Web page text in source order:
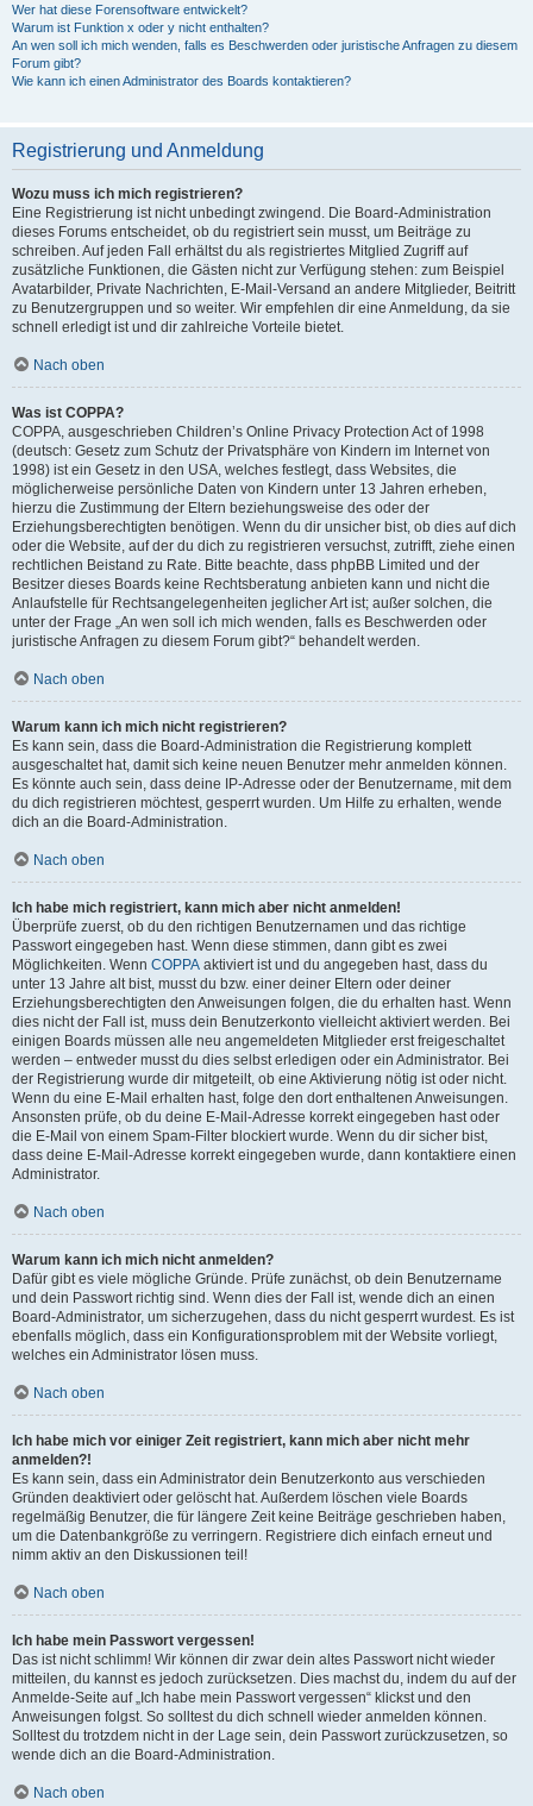
Wer hat diese Forensoftware entwickelt?
Warum ist Funktion x oder y nicht enthalten?
An wen soll ich mich wenden, falls es Beschwerden oder juristische Anfragen zu diesem
Forum gibt?
Wie kann ich einen Administrator des Boards kontaktieren?
Registrierung und Anmeldung
Wozu muss ich mich registrieren?
Eine Registrierung ist nicht unbedingt zwingend. Die Board-Administration
dieses Forums entscheidet, ob du registriert sein musst, um Beiträge zu
schreiben. Auf jeden Fall erhältst du als registriertes Mitglied Zugriff auf
zusätzliche Funktionen, die Gästen nicht zur Verfügung stehen: zum Beispiel
Avatarbilder, Private Nachrichten, E-Mail-Versand an andere Mitglieder, Beitritt
zu Benutzergruppen und so weiter. Wir empfehlen dir eine Anmeldung, da sie
schnell erledigt ist und dir zahlreiche Vorteile bietet.
Nach oben
Was ist COPPA?
COPPA, ausgeschrieben Children’s Online Privacy Protection Act of 1998
(deutsch: Gesetz zum Schutz der Privatsphäre von Kindern im Internet von
1998) ist ein Gesetz in den USA, welches festlegt, dass Websites, die
möglicherweise persönliche Daten von Kindern unter 13 Jahren erheben,
hierzu die Zustimmung der Eltern beziehungsweise des oder der
Erziehungsberechtigten benötigen. Wenn du dir unsicher bist, ob dies auf dich
oder die Website, auf der du dich zu registrieren versuchst, zutrifft, ziehe einen
rechtlichen Beistand zu Rate. Bitte beachte, dass phpBB Limited und der
Besitzer dieses Boards keine Rechtsberatung anbieten kann und nicht die
Anlaufstelle für Rechtsangelegenheiten jeglicher Art ist; außer solchen, die
unter der Frage „An wen soll ich mich wenden, falls es Beschwerden oder
juristische Anfragen zu diesem Forum gibt?“ behandelt werden.
Nach oben
Warum kann ich mich nicht registrieren?
Es kann sein, dass die Board-Administration die Registrierung komplett
ausgeschaltet hat, damit sich keine neuen Benutzer mehr anmelden können.
Es könnte auch sein, dass deine IP-Adresse oder der Benutzername, mit dem
du dich registrieren möchtest, gesperrt wurden. Um Hilfe zu erhalten, wende
dich an die Board-Administration.
Nach oben
Ich habe mich registriert, kann mich aber nicht anmelden!
Überprüfe zuerst, ob du den richtigen Benutzernamen und das richtige
Passwort eingegeben hast. Wenn diese stimmen, dann gibt es zwei
Möglichkeiten. Wenn COPPA aktiviert ist und du angegeben hast, dass du
unter 13 Jahre alt bist, musst du bzw. einer deiner Eltern oder deiner
Erziehungsberechtigten den Anweisungen folgen, die du erhalten hast. Wenn
dies nicht der Fall ist, muss dein Benutzerkonto vielleicht aktiviert werden. Bei
einigen Boards müssen alle neu angemeldeten Mitglieder erst freigeschaltet
werden – entweder musst du dies selbst erledigen oder ein Administrator. Bei
der Registrierung wurde dir mitgeteilt, ob eine Aktivierung nötig ist oder nicht.
Wenn du eine E-Mail erhalten hast, folge den dort enthaltenen Anweisungen.
Ansonsten prüfe, ob du deine E-Mail-Adresse korrekt eingegeben hast oder
die E-Mail von einem Spam-Filter blockiert wurde. Wenn du dir sicher bist,
dass deine E-Mail-Adresse korrekt eingegeben wurde, dann kontaktiere einen
Administrator.
Nach oben
Warum kann ich mich nicht anmelden?
Dafür gibt es viele mögliche Gründe. Prüfe zunächst, ob dein Benutzername
und dein Passwort richtig sind. Wenn dies der Fall ist, wende dich an einen
Board-Administrator, um sicherzugehen, dass du nicht gesperrt wurdest. Es ist
ebenfalls möglich, dass ein Konfigurationsproblem mit der Website vorliegt,
welches ein Administrator lösen muss.
Nach oben
Ich habe mich vor einiger Zeit registriert, kann mich aber nicht mehr
anmelden?!
Es kann sein, dass ein Administrator dein Benutzerkonto aus verschieden
Gründen deaktiviert oder gelöscht hat. Außerdem löschen viele Boards
regelmäßig Benutzer, die für längere Zeit keine Beiträge geschrieben haben,
um die Datenbankgröße zu verringern. Registriere dich einfach erneut und
nimm aktiv an den Diskussionen teil!
Nach oben
Ich habe mein Passwort vergessen!
Das ist nicht schlimm! Wir können dir zwar dein altes Passwort nicht wieder
mitteilen, du kannst es jedoch zurücksetzen. Dies machst du, indem du auf der
Anmelde-Seite auf „Ich habe mein Passwort vergessen“ klickst und den
Anweisungen folgst. So solltest du dich schnell wieder anmelden können.
Solltest du trotzdem nicht in der Lage sein, dein Passwort zurückzusetzen, so
wende dich an die Board-Administration.
Nach oben